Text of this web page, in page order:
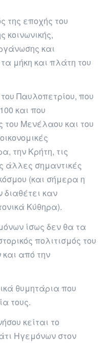
της εποχής του
κοινωνικής,
και
μήκη και πλάτη του
Παυλοπετρίου, που
και που
του Μενέλαου και του
την Κρήτη, τις
άλλες σημαντικές
(και σήμερα η
καν
Κύθηρα).
ίσως δεν θα τα
πολιτισμός του
από την
θυμητάρια που
τους.
κείται το
Ηγεμόνων στον